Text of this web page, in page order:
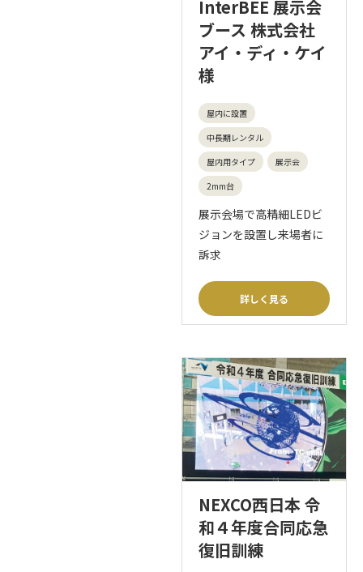
InterBEE 展示会
ブース 株式会社
アイ・ディ・ケイ
様
屋内に設置
中長期レンタル
屋内用タイプ
展示会
2mm台
展示会場で高精細LEDビ
ジョンを設置し来場者に
訴求
詳しく見る
NEXCO西日本 令
和４年度合同応急
復旧訓練